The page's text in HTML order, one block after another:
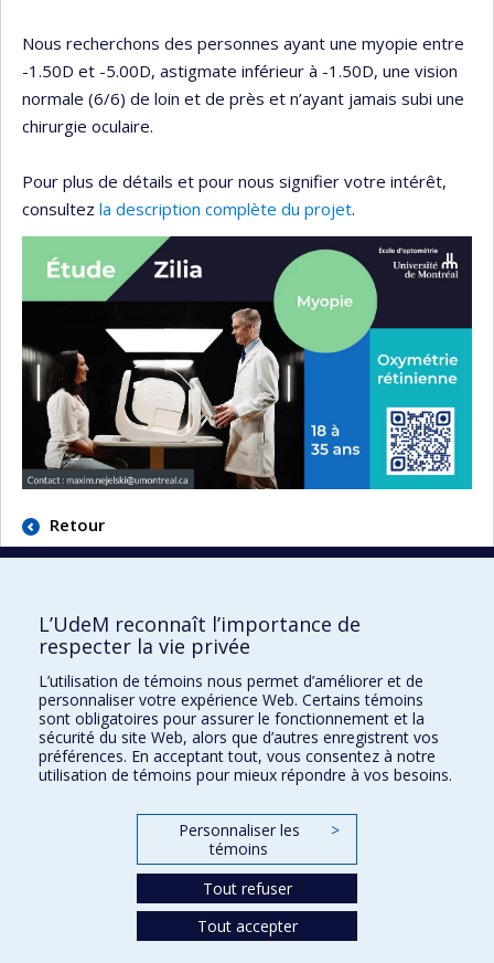
Nous recherchons des personnes ayant une myopie entre
-1.50D et -5.00D, astigmate inférieur à -1.50D, une vision
normale (6/6) de loin et de près et n’ayant jamais subi une
chirurgie oculaire.
Pour plus de détails et pour nous signifier votre intérêt,
consultez la description complète du projet.
Retour
École d'optométrie
3744 Jean-Brillant
Local 260-9
Montréal (Qc) H3T 1P1
L’UdeM reconnaît l’importance de
respecter la vie privée
L’utilisation de témoins nous permet d’améliorer et de
personnaliser votre expérience Web. Certains témoins
sont obligatoires pour assurer le fonctionnement et la
sécurité du site Web, alors que d’autres enregistrent vos
préférences. En acceptant tout, vous consentez à notre
utilisation de témoins pour mieux répondre à vos besoins.
Personnaliser les
témoins
>
Tout refuser
Tout accepter